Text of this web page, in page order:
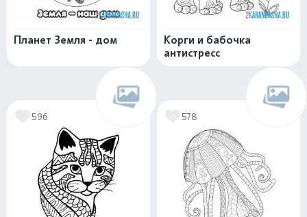
Планет Земля - дом
Корги и бабочка
антистресс
596 578